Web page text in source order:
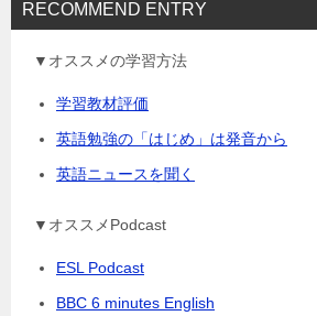
RECOMMEND ENTRY
▼オススメの学習方法
学習教材評価
英語勉強の「はじめ」は発音から
英語ニュースを聞く
▼オススメPodcast
ESL Podcast
BBC 6 minutes English